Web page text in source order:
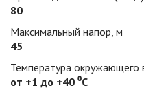
80
Максимальный напор, м
45
Температура окружающего
от +1 до +40 ⁰С